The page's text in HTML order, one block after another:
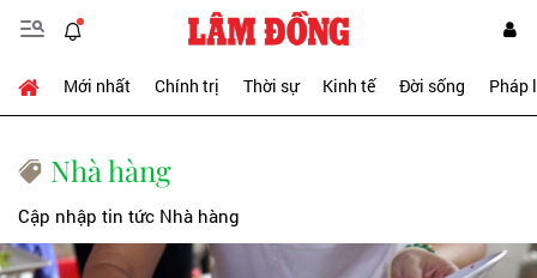
Mới nhất Chính trị Thời sự Kinh tế Đời sống Pháp
Nhà hàng
Cập nhập tin tức Nhà hàng